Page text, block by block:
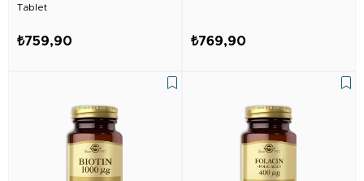
Tablet
₺759,90 ₺769,90